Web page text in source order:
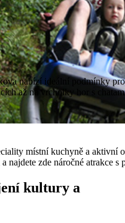
místní kuchyně a aktivní
najdete zde náročné atrakce
nabízí ideální podmínky
až na vrcholky hor s
kultury a